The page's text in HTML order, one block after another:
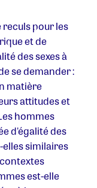
pour les
et de
des sexes à
se demander :
matière
attitudes et
hommes
d'égalité des
elles similaires
est-elle